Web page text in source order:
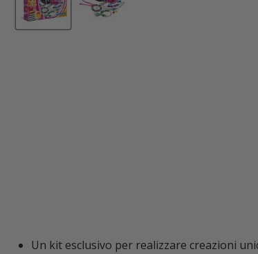
Un kit esclusivo per realizzare creazioni